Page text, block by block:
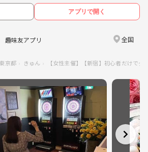
アプリで開く
趣味友アプリ 全国
東京都 きゅん 【女性主催】【新宿】初心者だけで